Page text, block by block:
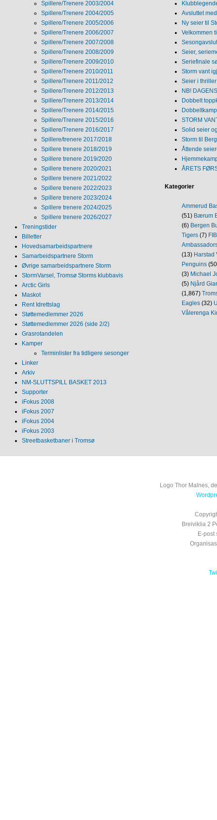
Spillere/Trenere 2003/2004
Spillere/Trenere 2004/2005
Spillere/Trenere 2005/2006
Spillere/Trenere 2006/2007
Spillere/Trenere 2007/2008
Spillere/Trenere 2008/2009
Spillere/Trenere 2009/2010
Spillere/Trenere 2010/2011
Spillere/Trenere 2011/2012
Spillere/Trenere 2012/2013
Spillere/Trenere 2013/2014
Spillere/Trenere 2014/2015
Spillere/Trenere 2015/2016
Spillere/Trenere 2016/2017
Spillere/trenere 2017/2018
Spillere trenere 2018/2019
Spillere trenere 2019/2020
Spillere trenere 2020/2021
Spillere trenere 2021/2022
Spillere trenere 2022/2023
Spillere trenere 2023/2024
Spillere trenere 2024/2025
Spillere trenere 2026/2027
Treningstider
Billetter
Hovedsamarbeidspartnere
Samarbeidspartnere Storm
Øvrige samarbeidspartnere Storm
StormVarsel, Tromsø Storms klubbavis
Arctic Girls
Maskot
Rent Idrettslag
Støttemedlemmer 2026
Støttemedlemmer 2026 (side 2/2)
Grasrotandelen
Kamper
Terminlister fra tidligere sesonger
Linker
Arkiv
NM‐SLUTTSPILL BASKET 2013
Supporter
iFokus 2008
iFokus 2007
iFokus 2004
iFokus 2003
Streetbasketbaner i Tromsø
Avsluttet
Ny seier til
Velkommen
Seier,
Seriefinale
Storm vant
Seier i
NB!
Dobbelt
STORM
Solid seier
Storm til
Åttende
ÅRETS
Kategorier
Ammerud
(51) Bærum
(6) Bergen
Tigers (7)
(13) Harstad
Penguins
(3) Michael
(5) Njård
(1,867)
Eagles (32)
Vålerenga
Logo Thor Malnes,
Breiviklia 2
E-post